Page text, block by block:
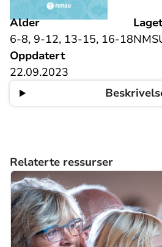
Alder
6-8, 9-12, 13-15, 16-18
Oppdatert
22.09.2023
Relaterte ressurser